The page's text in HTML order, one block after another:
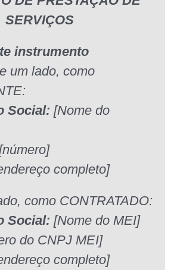
SERVIÇOS
instrumento
um lado, como
Social: [Nome do
completo]
como CONTRATADO:
Social: [Nome do MEI]
do CNPJ MEI]
completo]